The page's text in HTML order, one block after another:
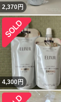
2,370円
4,300円